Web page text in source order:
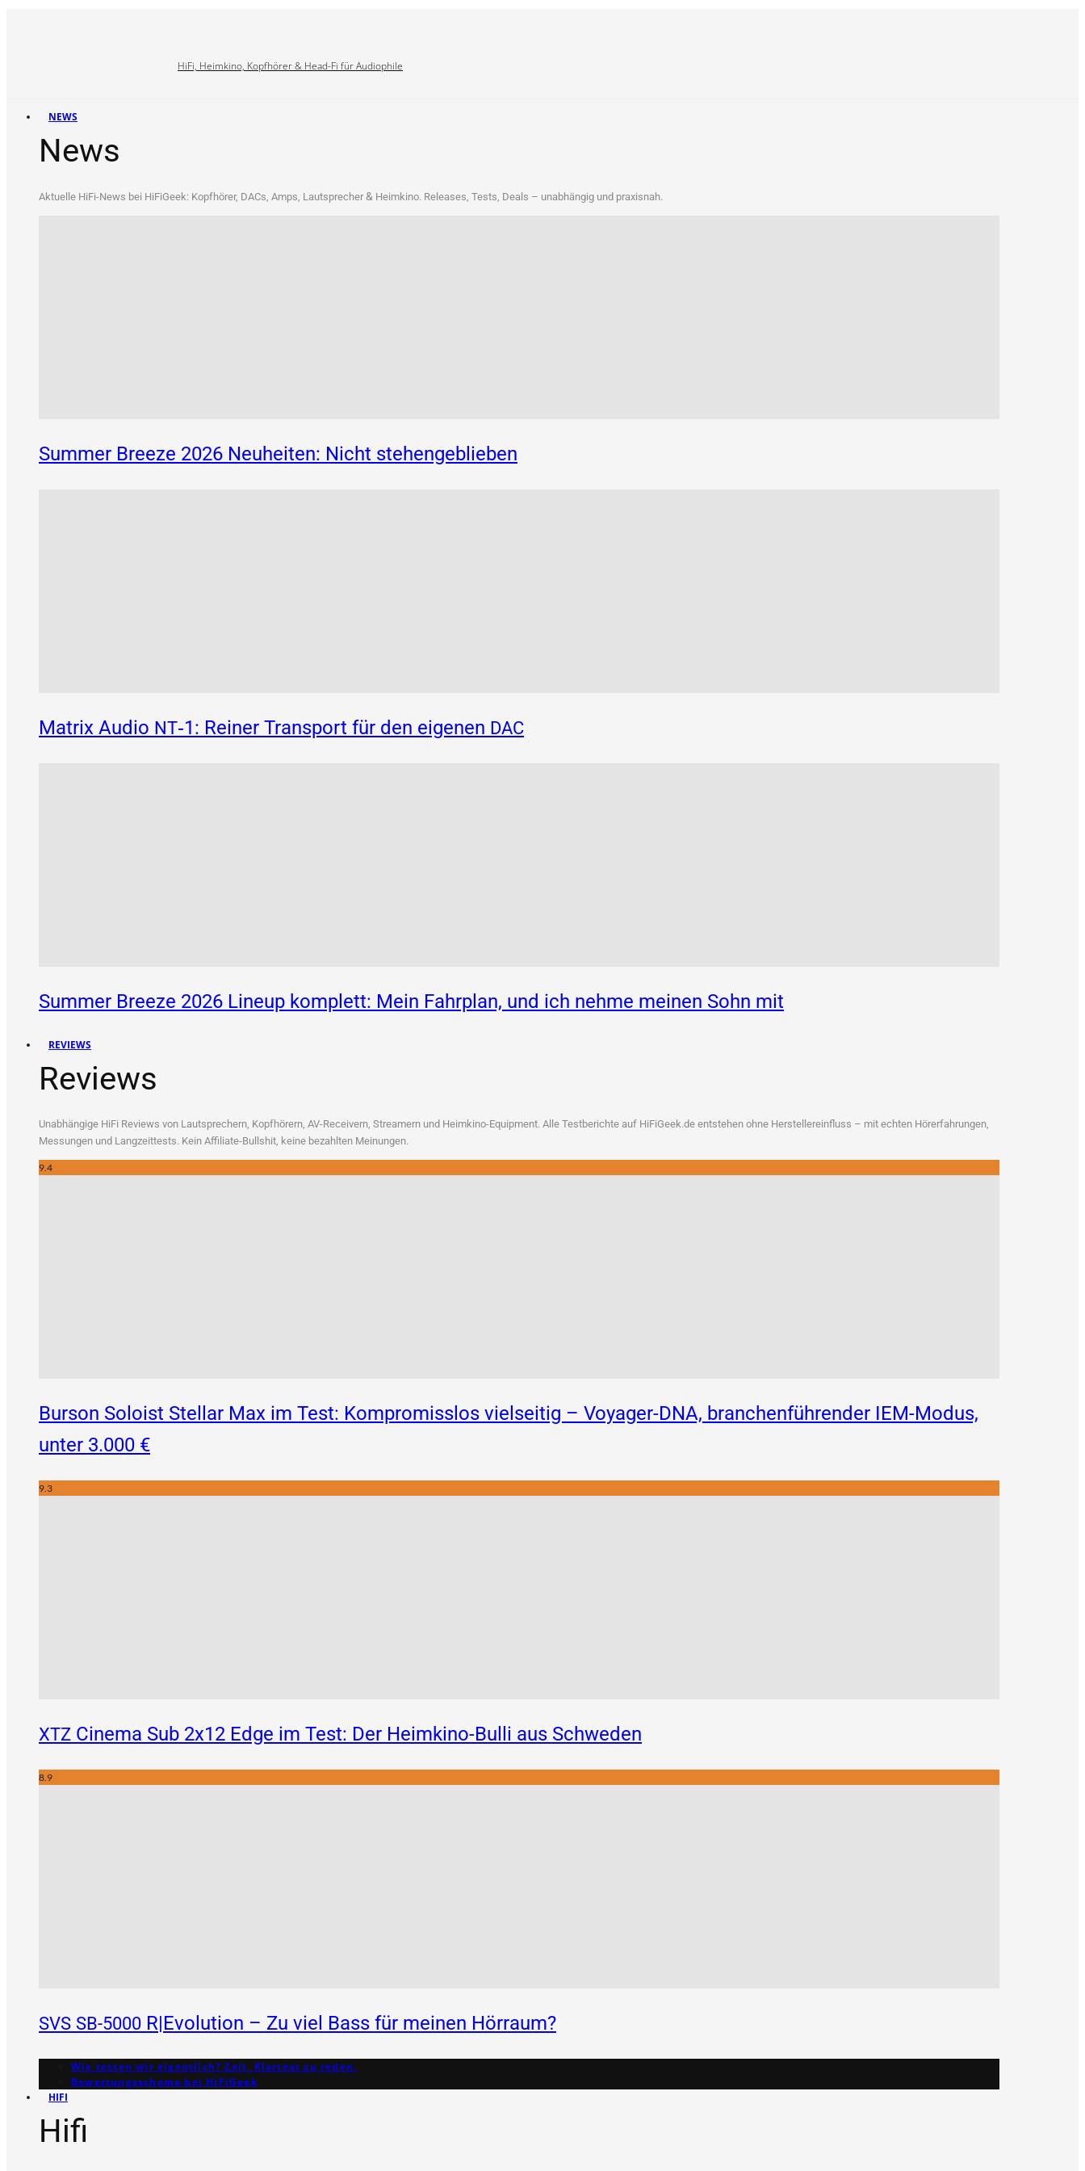
HiFi, Heimkino, Kopfhörer & Head-Fi für Audiophile
NEWS
News
Aktu­el­le HiFi-News bei HiFi­Ge­ek: Kopf­hö­rer, DACs, Amps, Laut­spre­cher & Heim­ki­no. Releases, Tests, Deals – unab­hän­gig und praxisnah.
Summer Breeze 2026 Neuheiten: Nicht stehengeblieben
Matrix Audio NT‑1: Reiner Transport für den eigenen DAC
Summer Breeze 2026 Lineup komplett: Mein Fahrplan, und ich nehme meinen Sohn mit
REVIEWS
Reviews
Unab­hän­gi­ge HiFi Reviews von Laut­spre­chern, Kopf­hö­rern, AV-Recei­vern, Strea­mern und Heim­ki­no-Equip­ment. Alle Test­be­rich­te auf HiFiGeek.de ent­ste­hen ohne Her­stel­ler­ein­fluss – mit ech­ten Hör­erfah­run­gen,
Mes­sun­gen und Lang­zeit­tests. Kein Affi­lia­te-Bull­shit, kei­ne bezahl­ten Meinungen.
9.4
Burson Soloist Stellar Max im Test: Kompromisslos vielseitig – Voyager-DNA, branchenführender IEM-Modus,
unter 3.000 €
9.3
XTZ Cinema Sub 2x12 Edge im Test: Der Heimkino-Bulli aus Schweden
8.9
SVS SB-5000 R|Evolution – Zu viel Bass für meinen Hörraum?
Wie testen wir eigentlich? Zeit, Klartext zu reden.
Bewertungs­schema bei HiFiGeek
HIFI
Hifi